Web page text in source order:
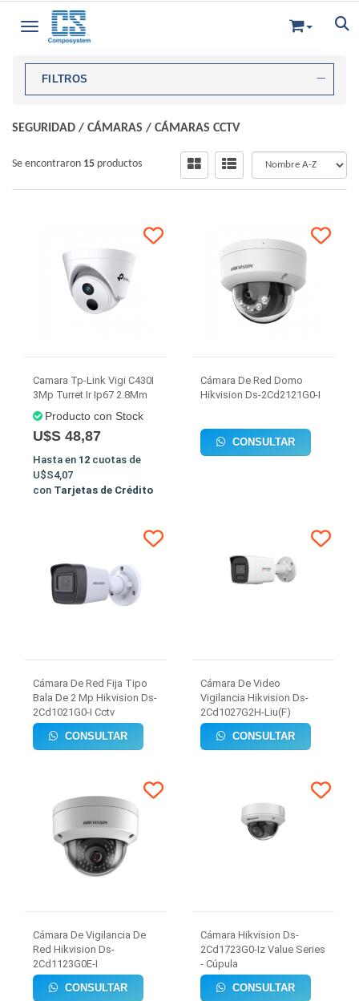
Toggle navigation
FILTROS
SEGURIDAD / CÁMARAS / CÁMARAS CCTV
Se encontraron 15 productos
Camara Tp-Link Vigi C430I
3Mp Turret Ir Ip67 2.8Mm
Producto con Stock
U$S 48,87
Hasta en 12 cuotas de
U$S4,07
con Tarjetas de Crédito
Cámara De Red Domo
Hikvision Ds-2Cd2121G0-I
CONSULTAR
Cámara De Red Fija Tipo
Bala De 2 Mp Hikvision Ds-
2Cd1021G0-I Cctv
CONSULTAR
Cámara De Video
Vigilancia Hikvision Ds-
2Cd1027G2H-Liu(F)
CONSULTAR
Cámara De Vigilancia De
Red Hikvision Ds-
2Cd1123G0E-I
CONSULTAR
Cámara Hikvision Ds-
2Cd1723G0-Iz Value Series
- Cúpula
CONSULTAR